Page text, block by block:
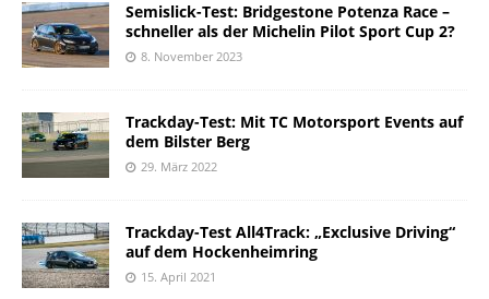
Semislick-Test: Bridgestone Potenza Race –
schneller als der Michelin Pilot Sport Cup 2?
8. November 2023
Trackday-Test: Mit TC Motorsport Events auf
dem Bilster Berg
29. März 2022
Trackday-Test All4Track: „Exclusive Driving“
auf dem Hockenheimring
15. April 2021